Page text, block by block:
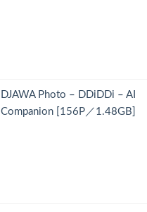
DJAWA Photo – DDiDDi – AI
Companion [156P／1.48GB]